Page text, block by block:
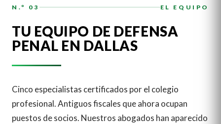
N.º 03 EL EQUIPO
TU EQUIPO DE DEFENSA
PENAL EN DALLAS
Cinco especialistas certificados por el colegio
profesional. Antiguos fiscales que ahora ocupan
puestos de socios. Nuestros abogados han aparecido